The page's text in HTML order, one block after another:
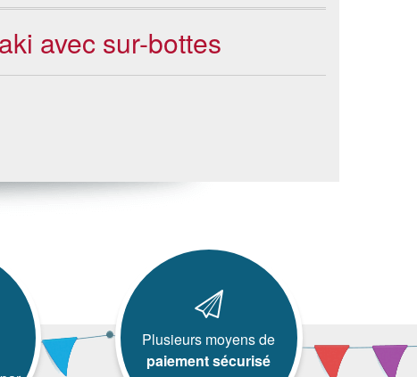
avec sur-bottes
Plusieurs moyens de
paiement sécurisé